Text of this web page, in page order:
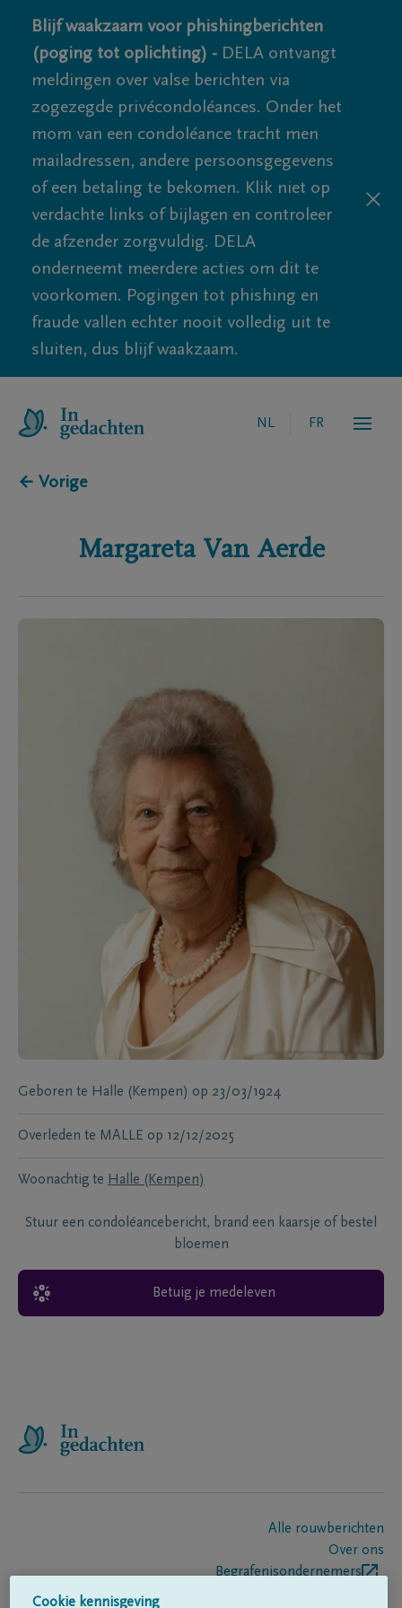
Blijf waakzaam voor phishingberichten
(poging tot oplichting) - DELA ontvangt
meldingen over valse berichten via
zogezegde privécondoléances. Onder het
mom van een condoléance tracht men
mailadressen, andere persoonsgegevens
of een betaling te bekomen. Klik niet op
verdachte links of bijlagen en controleer
de afzender zorgvuldig. DELA
onderneemt meerdere acties om dit te
voorkomen. Pogingen tot phishing en
fraude vallen echter nooit volledig uit te
sluiten, dus blijf waakzaam.
NL FR
← Vorige
Margareta Van Aerde
Geboren te Halle (Kempen) op 23/03/1924
Overleden te MALLE op 12/12/2025
Woonachtig te Halle (Kempen)
Stuur een condoléancebericht, brand een kaarsje of bestel
bloemen
Betuig je medeleven
Alle rouwberichten
Over ons
Begrafenisondernemers
Cookie kennisgeving